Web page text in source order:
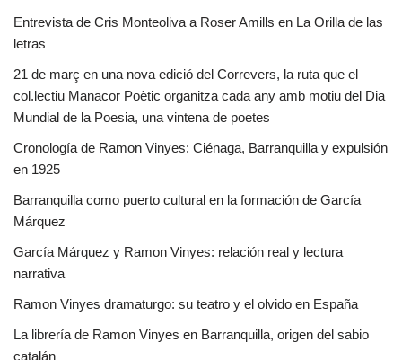
Entrevista de Cris Monteoliva a Roser Amills en La Orilla de las
letras
21 de març en una nova edició del Correvers, la ruta que el
col.lectiu Manacor Poètic organitza cada any amb motiu del Dia
Mundial de la Poesia, una vintena de poetes
Cronología de Ramon Vinyes: Ciénaga, Barranquilla y expulsión
en 1925
Barranquilla como puerto cultural en la formación de García
Márquez
García Márquez y Ramon Vinyes: relación real y lectura
narrativa
Ramon Vinyes dramaturgo: su teatro y el olvido en España
La librería de Ramon Vinyes en Barranquilla, origen del sabio
catalán